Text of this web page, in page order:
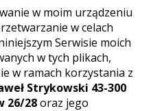
w moim urządzeniu
w celach
Serwisie moich
w tych plikach,
w ramach korzystania z
Strykowski 43-300
26/28oraz jego